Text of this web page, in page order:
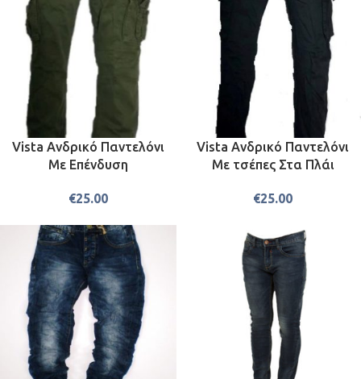
Vista Ανδρικό Παντελόνι
Με Επένδυση
€25.00
Vista Ανδρικό Παντελόνι
Με τσέπες Στα Πλάι
€25.00